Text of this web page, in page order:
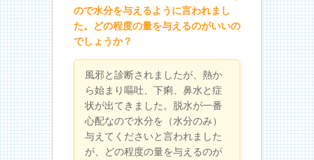
ので水分を与えるように言われまし
た。どの程度の量を与えるのがいいの
でしょうか？
風邪と診断されましたが、熱か
ら始まり嘔吐、下痢、鼻水と症
状が出てきました。脱水が一番
心配なので水分を（水分のみ）
与えてくださいと言われました
が、どの程度の量を与えるのが